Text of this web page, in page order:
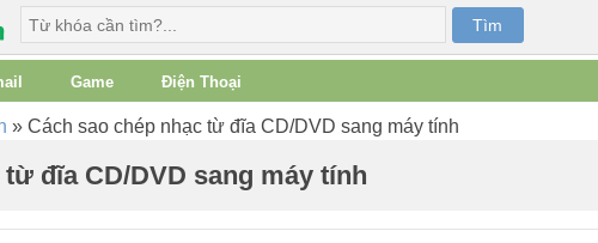
Game Điện Thoại
»Cách sao chép nhạc từ đĩa CD/DVD sang máy tính
đĩa CD/DVD sang máy tính